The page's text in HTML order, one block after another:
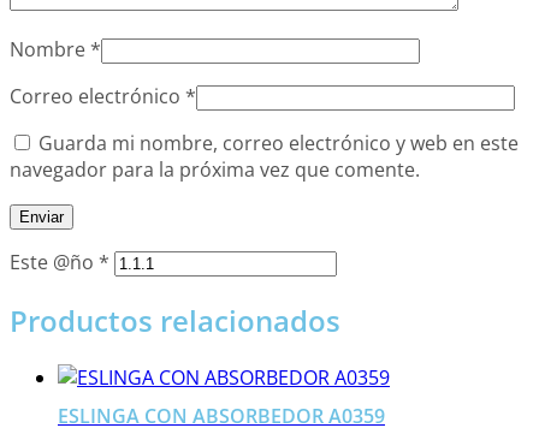
Nombre *
Correo electrónico *
Guarda mi nombre, correo electrónico y web en este
navegador para la próxima vez que comente.
Este @ño *
Productos relacionados
ESLINGA CON ABSORBEDOR A0359